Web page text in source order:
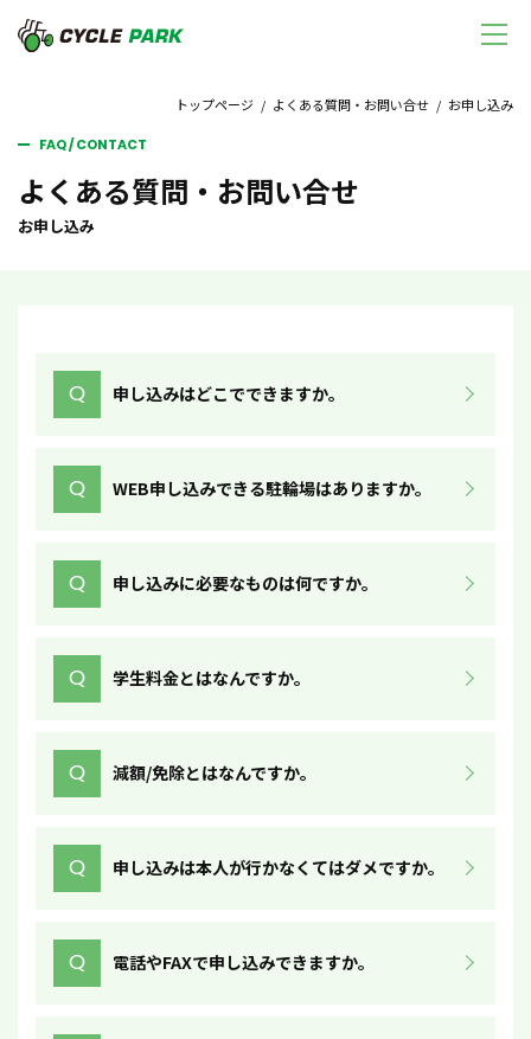
トップページ / よくある質問・お問い合せ / お申し込み
FAQ / CONTACT
よくある質問・お問い合せ
お申し込み
Q 申し込みはどこでできますか。
Q WEB申し込みできる駐輪場はありますか。
Q 申し込みに必要なものは何ですか。
Q 学生料金とはなんですか。
Q 減額/免除とはなんですか。
Q 申し込みは本人が行かなくてはダメですか。
Q 電話やFAXで申し込みできますか。